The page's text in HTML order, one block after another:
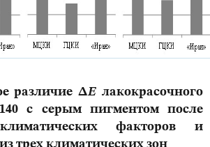
различие ΔΕ лакокрасочного
с серым пигментом после
факторов и